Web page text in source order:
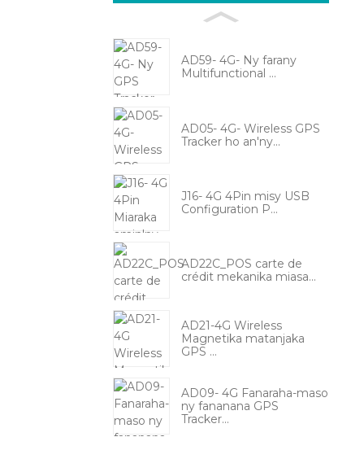
AD59- 4G- Ny farany
Multifunctional ...
AD05- 4G- Wireless GPS
Tracker ho an'ny...
J16- 4G 4Pin misy USB
Configuration P...
AD22C_POS carte de
crédit mekanika miasa...
AD21-4G Wireless
Magnetika matanjaka
GPS ...
AD09- 4G Fanaraha-maso
ny fananana GPS
Tracker...